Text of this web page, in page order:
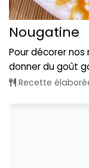
Nougatine
Pour décorer
donner du goût
Recette